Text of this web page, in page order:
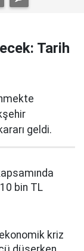
Tarih
geldi.
bin TL
kriz